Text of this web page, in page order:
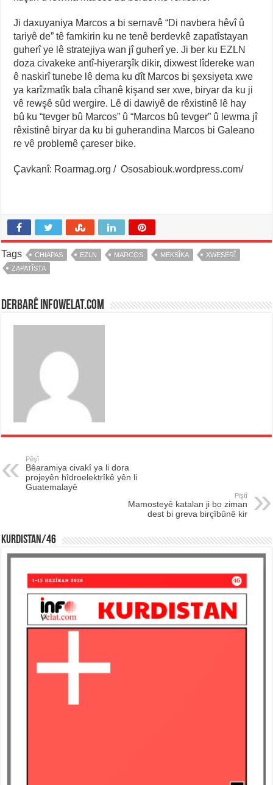
Ji daxuyaniya Marcos a bi sernavê “Di navbera hêvî û
tariyê de” tê famkirin ku ne tenê berdevkê zapatîstayan
guherî ye lê stratejiya wan jî guherî ye. Ji ber ku EZLN
doza civakeke antî-hiyerarşîk dikir, dixwest lîdereke wan
ê naskirî tunebe lê dema ku dît Marcos bi şexsiyeta xwe
ya karîzmatîk bala cîhanê kişand ser xwe, biryar da ku ji
vê rewşê sûd wergire. Lê di dawiyê de rêxistinê lê hay
bû ku “tevger bû Marcos” û “Marcos bû tevger” û lewma jî
rêxistinê biryar da ku bi guherandina Marcos bi Galeano
re vê problemê çareser bike.
Çavkanî: Roarmag.org / Ososabiouk.wordpress.com/
Tags CHIAPAS EZLN MARCOS MEKSÎKA
XWESERÎ
ZAPATÎSTA
Derbarê infowelat.com
Pêşî
Bêaramiya civakî ya li dora
projeyên hîdroelektrîkê yên li
Guatemalayê
Piştî
Mamosteyê katalan ji bo ziman
dest bi greva birçîbûnê kir
KURDISTAN/46